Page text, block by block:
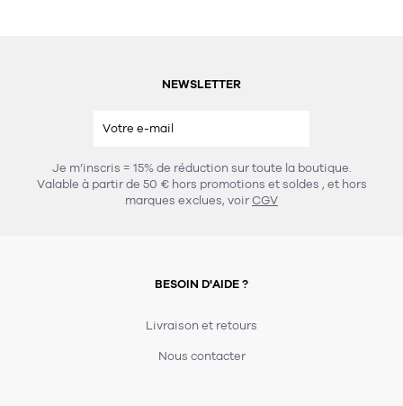
NEWSLETTER
Je m’inscris = 15% de réduction sur toute la boutique.
Valable à partir de 50 € hors promotions et soldes , et hors
marques exclues, voirCGV
BESOIN D'AIDE ?
Livraison et retours
Nous contacter